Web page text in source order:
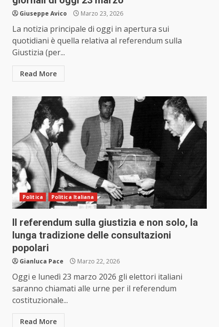
Giuseppe Avico Marzo 23, 2026
La notizia principale di oggi in apertura sui
quotidiani è quella relativa al referendum sulla
Giustizia (per...
Read More
Politica Politica Italiana
Il referendum sulla giustizia e non solo, la
lunga tradizione delle consultazioni
popolari
Gianluca Pace Marzo 22, 2026
Oggi e lunedì 23 marzo 2026 gli elettori italiani
saranno chiamati alle urne per il referendum
costituzionale...
Read More